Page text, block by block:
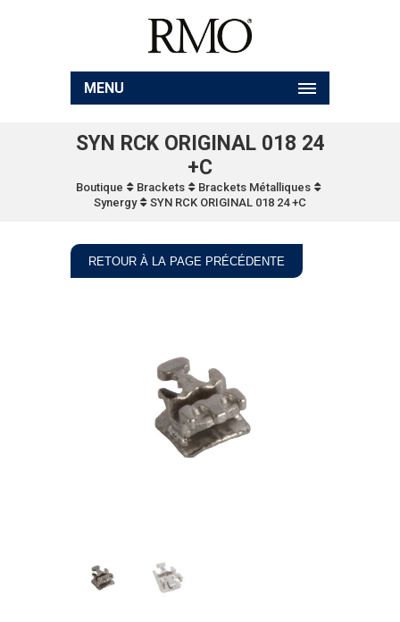
MENU
SYN RCK ORIGINAL 018 24
+C
Boutique Brackets
Brackets Métalliques
Synergy
SYN RCK ORIGINAL 018 24 +C
RETOUR À LA PAGE PRÉCÉDENTE